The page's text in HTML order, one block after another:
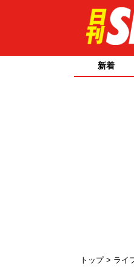
新着
トップ ライ